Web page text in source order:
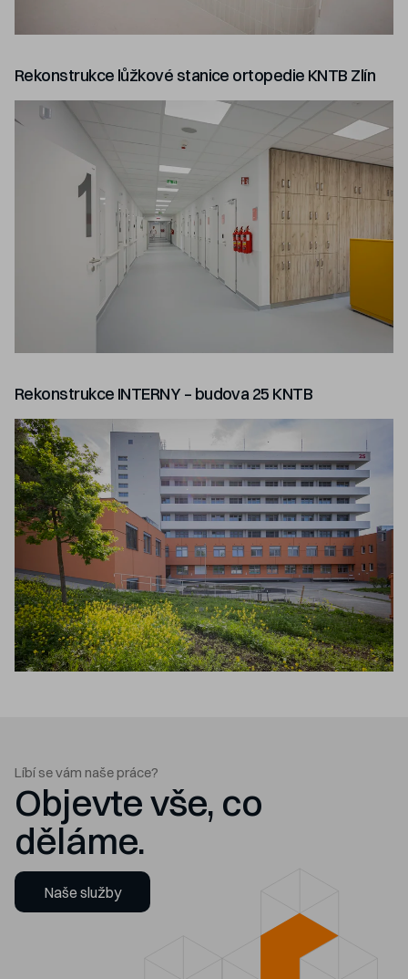
Rekonstrukce lůžkové stanice ortopedie KNTB Zlín
Rekonstrukce INTERNY – budova 25 KNTB
Líbí se vám naše práce?
Objevte vše, co
děláme.
Naše služby